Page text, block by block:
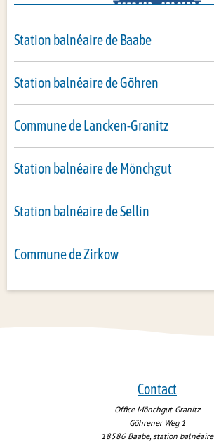
Station balnéaire de Baabe
Station balnéaire de Göhren
Commune de Lancken-Granitz
Station balnéaire de Mönchgut
Station balnéaire de Sellin
Commune de Zirkow
Contact
Office Mönchgut-Granitz
Göhrener Weg 1
18586 Baabe, station balnéaire